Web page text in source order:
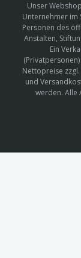
Unser
Unternehmer im
Personen des
Anstalten,
Ein
Nettopreise
und
werden. Alle